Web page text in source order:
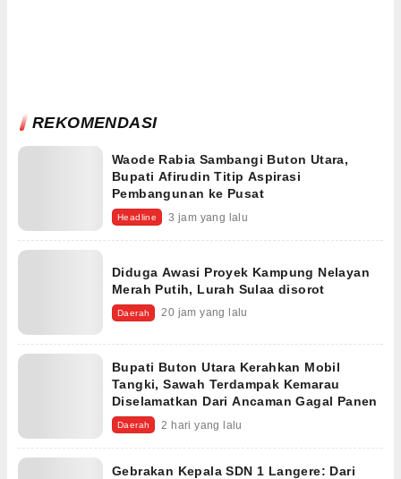
REKOMENDASI
Waode Rabia Sambangi Buton Utara,
Bupati Afirudin Titip Aspirasi
Pembangunan ke Pusat
Headline 3 jam yang lalu
Diduga Awasi Proyek Kampung Nelayan
Merah Putih, Lurah Sulaa disorot
Daerah 20 jam yang lalu
Bupati Buton Utara Kerahkan Mobil
Tangki, Sawah Terdampak Kemarau
Diselamatkan Dari Ancaman Gagal Panen
Daerah 2 hari yang lalu
Gebrakan Kepala SDN 1 Langere: Dari